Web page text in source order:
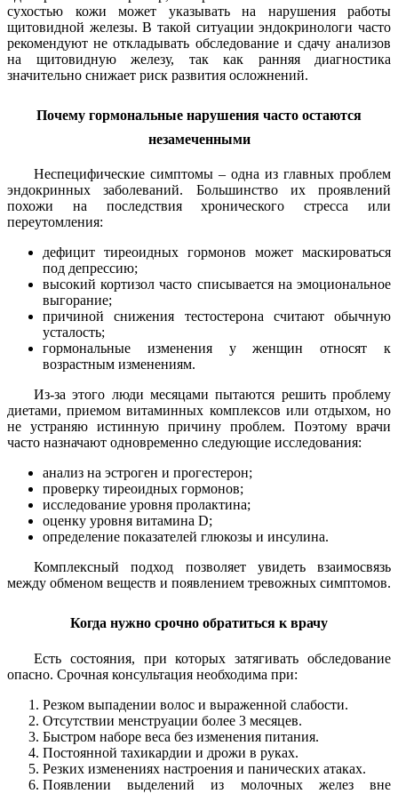
сухостью кожи может указывать на нарушения работы
щитовидной железы. В такой ситуации эндокринологи часто
рекомендуют не откладывать обследование и сдачу анализов
на щитовидную железу, так как ранняя диагностика
значительно снижает риск развития осложнений.
Почему гормональные нарушения часто остаются
незамеченными
Неспецифические симптомы – одна из главных проблем
эндокринных заболеваний. Большинство их проявлений
похожи на последствия хронического стресса или
переутомления:
дефицит тиреоидных гормонов может маскироваться
под депрессию;
высокий кортизол часто списывается на эмоциональное
выгорание;
причиной снижения тестостерона считают обычную
усталость;
гормональные изменения у женщин относят к
возрастным изменениям.
Из-за этого люди месяцами пытаются решить проблему
диетами, приемом витаминных комплексов или отдыхом, но
не устраняю истинную причину проблем. Поэтому врачи
часто назначают одновременно следующие исследования:
анализ на эстроген и прогестерон;
проверку тиреоидных гормонов;
исследование уровня пролактина;
оценку уровня витамина D;
определение показателей глюкозы и инсулина.
Комплексный подход позволяет увидеть взаимосвязь
между обменом веществ и появлением тревожных симптомов.
Когда нужно срочно обратиться к врачу
Есть состояния, при которых затягивать обследование
опасно. Срочная консультация необходима при:
Резком выпадении волос и выраженной слабости.
Отсутствии менструации более 3 месяцев.
Быстром наборе веса без изменения питания.
Постоянной тахикардии и дрожи в руках.
Резких изменениях настроения и панических атаках.
Появлении выделений из молочных желез вне